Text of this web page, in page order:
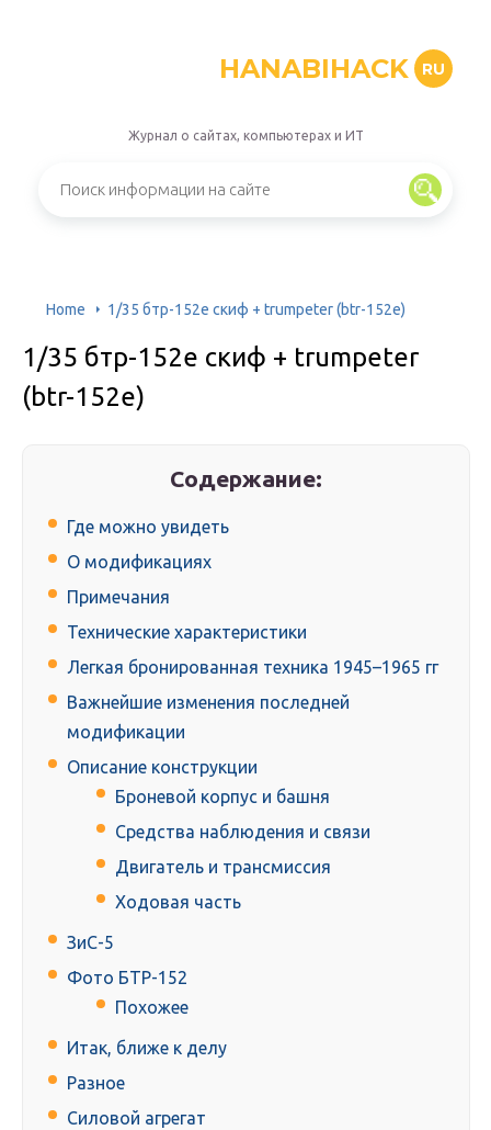
HANABIHACK RU
Журнал о сайтах, компьютерах и ИТ
Home 1/35 бтр-152е скиф + trumpeter (btr-152e)
1/35 бтр-152е скиф + trumpeter
(btr-152e)
Содержание:
Где можно увидеть
О модификациях
Примечания
Технические характеристики
Легкая бронированная техника 1945–1965 гг
Важнейшие изменения последней
модификации
Описание конструкции
Броневой корпус и башня
Средства наблюдения и связи
Двигатель и трансмиссия
Ходовая часть
ЗиС-5
Фото БТР-152
Похожее
Итак, ближе к делу
Разное
Силовой агрегат